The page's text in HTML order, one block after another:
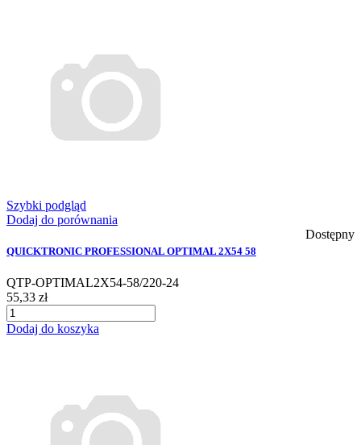
Szybki podgląd
Dodaj do porównania
Dostępny
QUICKTRONIC PROFESSIONAL OPTIMAL 2X54 58
QTP-OPTIMAL2X54-58/220-24
55,33 zł
Dodaj do koszyka